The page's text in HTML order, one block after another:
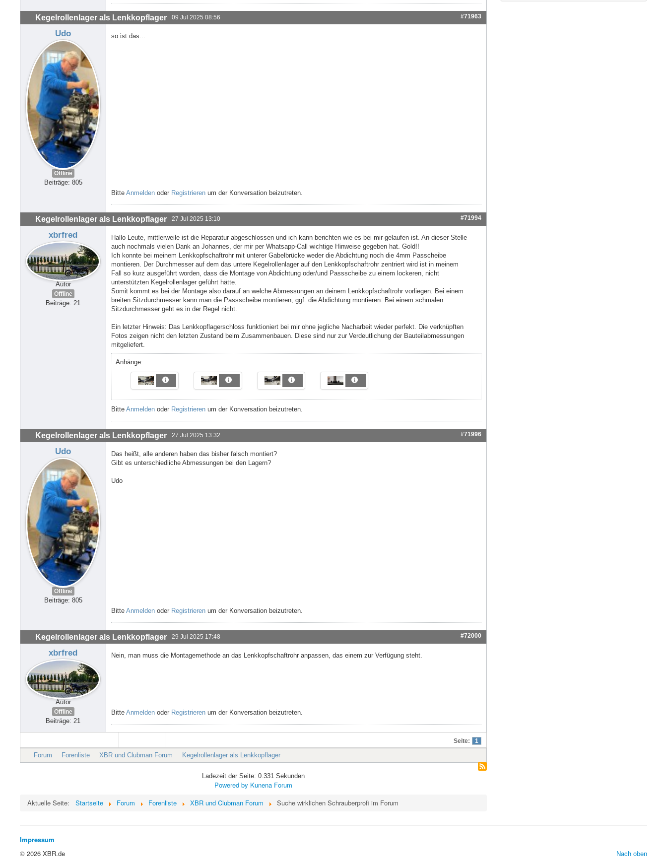
Kegelrollenlager als Lenkkopflager 09 Jul 2025 08:56 #71963
Udo
Offline
Beiträge: 805
so ist das...
Bitte Anmelden oder Registrieren um der Konversation beizutreten.
Kegelrollenlager als Lenkkopflager 27 Jul 2025 13:10 #71994
xbrfred
Autor
Offline
Beiträge: 21
Hallo Leute, mittlerweile ist die Reparatur abgeschlossen und ich kann berichten wie es bei mir gelaufen ist. An dieser Stelle
auch nochmals vielen Dank an Johannes, der mir per Whatsapp-Call wichtige Hinweise gegeben hat. Gold!!
Ich konnte bei meinem Lenkkopfschaftrohr mit unterer Gabelbrücke weder die Abdichtung noch die 4mm Passcheibe
montieren. Der Durchmesser auf dem das untere Kegelrollenlager auf den Lenkkopfschaftrohr zentriert wird ist in meinem
Fall so kurz ausgeführt worden, dass die Montage von Abdichtung oder/und Passscheibe zu einem lockeren, nicht
unterstützten Kegelrollenlager geführt hätte.
Somit kommt es bei der Montage also darauf an welche Abmessungen an deinem Lenkkopfschaftrohr vorliegen. Bei einem
breiten Sitzdurchmesser kann man die Passscheibe montieren, ggf. die Abdichtung montieren. Bei einem schmalen
Sitzdurchmesser geht es in der Regel nicht.
Ein letzter Hinweis: Das Lenkkopflagerschloss funktioniert bei mir ohne jegliche Nacharbeit wieder perfekt. Die verknüpften
Fotos zeigen nicht den letzten Zustand beim Zusammenbauen. Diese sind nur zur Verdeutlichung der Bauteilabmessungen
mitgeliefert.
Anhänge:
Bitte Anmelden oder Registrieren um der Konversation beizutreten.
Kegelrollenlager als Lenkkopflager 27 Jul 2025 13:32 #71996
Udo
Offline
Beiträge: 805
Das heißt, alle anderen haben das bisher falsch montiert?
Gibt es unterschiedliche Abmessungen bei den Lagern?
Udo
Bitte Anmelden oder Registrieren um der Konversation beizutreten.
Kegelrollenlager als Lenkkopflager 29 Jul 2025 17:48 #72000
xbrfred
Autor
Offline
Beiträge: 21
Nein, man muss die Montagemethode an das Lenkkopfschaftrohr anpassen, das einem zur Verfügung steht.
Bitte Anmelden oder Registrieren um der Konversation beizutreten.
Seite: 1
Forum Forenliste XBR und Clubman Forum Kegelrollenlager als Lenkkopflager
Ladezeit der Seite: 0.331 Sekunden
Powered by Kunena Forum
Aktuelle Seite:
Startseite Forum Forenliste XBR und Clubman Forum Suche wirklichen Schrauberprofi im Forum
Impressum
Nach oben
© 2026 XBR.de